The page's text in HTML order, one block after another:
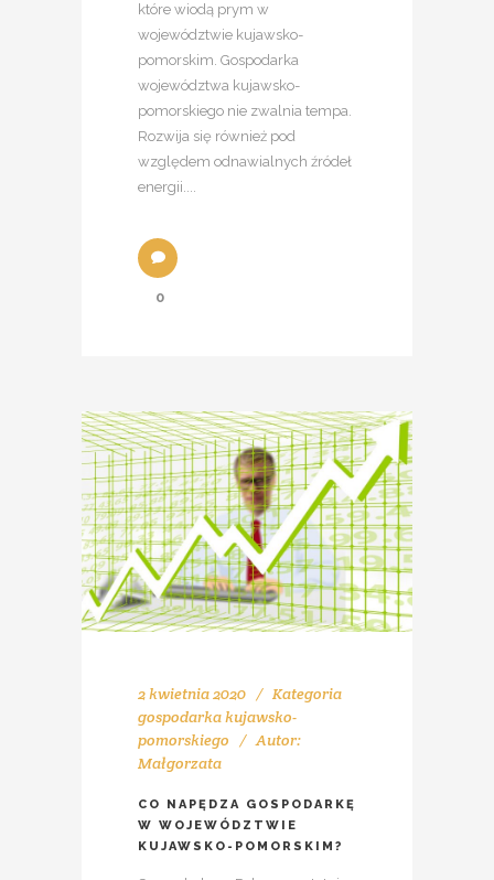
które wiodą prym w
województwie kujawsko-
pomorskim. Gospodarka
województwa kujawsko-
pomorskiego nie zwalnia tempa.
Rozwija się również pod
względem odnawialnych źródeł
energii....
0
2 kwietnia 2020
Kategoria
gospodarka kujawsko-
pomorskiego
Autor:
Małgorzata
CO NAPĘDZA GOSPODARKĘ
W WOJEWÓDZTWIE
KUJAWSKO-POMORSKIM?